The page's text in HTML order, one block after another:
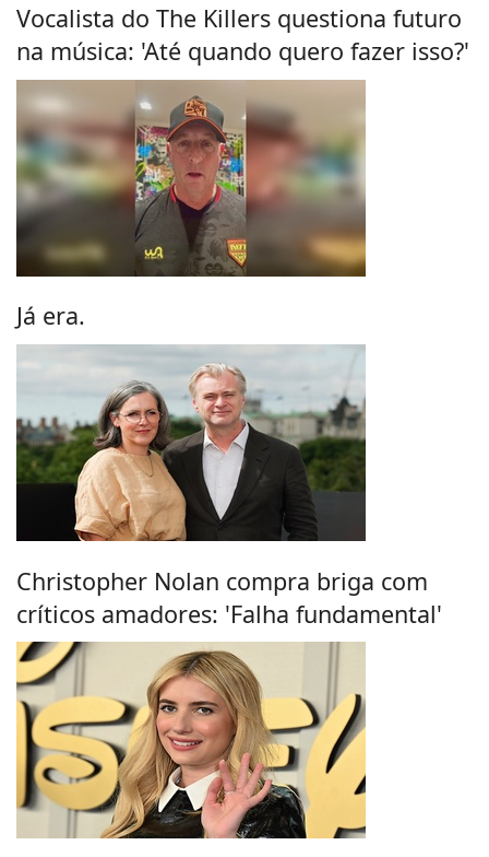
Vocalista do The Killers questiona futuro
na música: 'Até quando quero fazer isso?'
Já era.
Christopher Nolan compra briga com
críticos amadores: 'Falha fundamental'